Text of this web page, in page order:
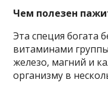
Чем полезен
Эта специя богата
витаминами
железо, магний и
организму в